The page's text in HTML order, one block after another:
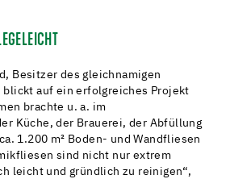
Besitzer des gleichnamigen
blickt auf ein erfolgreiches Projekt
brachte u. a. im
Küche, der Brauerei, der Abfüllung
1.200 m² Boden- und Wandfliesen
sind nicht nur extrem
leicht und gründlich zu reinigen“,